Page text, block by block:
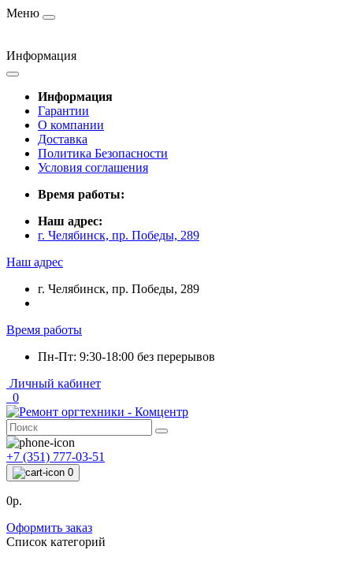
Меню
Информация
Информация
Гарантии
О компании
Доставка
Политика Безопасности
Условия соглашения
Время работы:
Наш адрес:
г. Челябинск, пр. Победы, 289
Наш адрес
г. Челябинск, пр. Победы, 289
Время работы
Пн-Пт: 9:30-18:00 без перерывов
Личный кабинет
0
+7 (351) 777-03-51
0
0р.
Оформить заказ
Список категорий